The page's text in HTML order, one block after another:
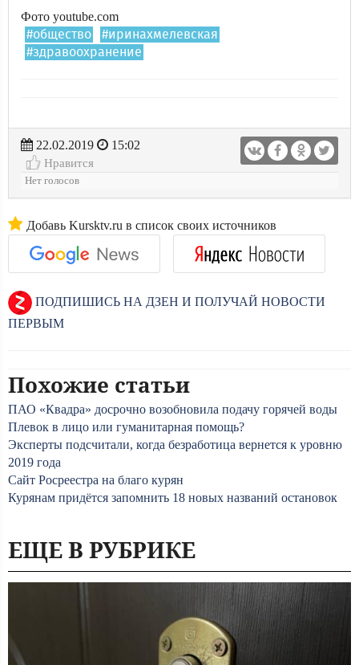
Фото youtube.com
#общество
#иринахмелевская
#здравоохранение
22.02.2019
15:02
Нравится
Нет голосов
Добавь Kursktv.ru в список своих источников
ПОДПИШИСЬ НА ДЗЕН И ПОЛУЧАЙ НОВОСТИ
ПЕРВЫМ
Похожие статьи
ПАО «Квадра» досрочно возобновила подачу горячей воды
Плевок в лицо или гуманитарная помощь?
Эксперты подсчитали, когда безработица вернется к уровню
2019 года
Сайт Росреестра на благо курян
Курянам придётся запомнить 18 новых названий остановок
ЕЩЕ В РУБРИКЕ